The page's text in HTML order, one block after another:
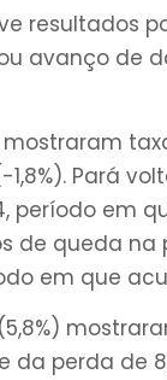
resultados
avanço
Pará
em
de queda
em que
perda de